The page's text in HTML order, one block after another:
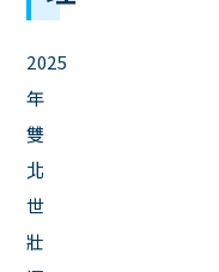
2025
年
雙
北
世
壯